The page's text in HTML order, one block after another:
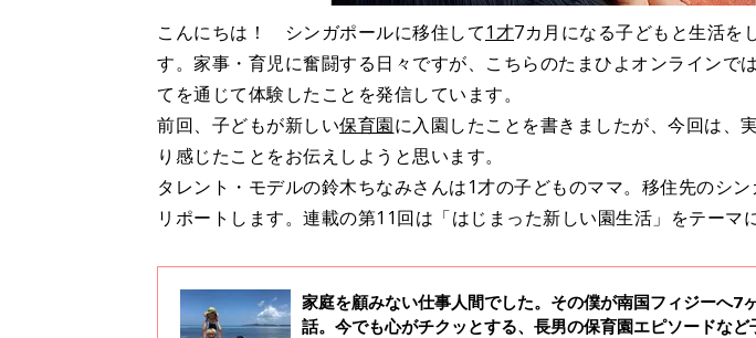
こんにちは！ シンガポールに移住して1才7カ月になる子どもと生活を
す。家事・育児に奮闘する日々ですが、こちらのたまひよオンラインで
てを通じて体験したことを発信しています。
前回、子どもが新しい保育園に入園したことを書きましたが、今回は、
り感じたことをお伝えしようと思います。
タレント・モデルの鈴木ちなみさんは1才の子どものママ。移住先のシ
リポートします。連載の第11回は「はじまった新しい園生活」をテーマ
家庭を顧みない仕事人間でした。その僕が南国フィジーへ7
話。今でも心がチクッとする、長男の保育園エピソードなど